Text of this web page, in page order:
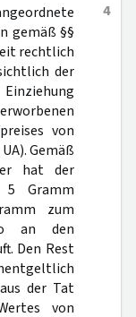
4
gemäß §§
rechtlich
der
von
Gemäß
hat der
5 Gramm
zum
an den
Den Rest
der Tat
von